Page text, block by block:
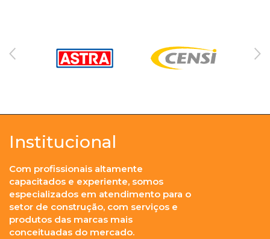
Institucional
Com profissionais altamente
capacitados e experiente, somos
especializados em atendimento para o
setor de construção, com serviços e
produtos das marcas mais
conceituadas do mercado.